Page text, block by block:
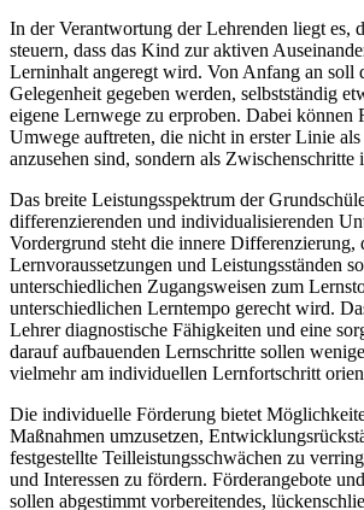
In der Verantwortung der Lehrenden liegt es,
steuern, dass das Kind zur aktiven
Lerninhalt angeregt wird. Von Anfang an soll
Gelegenheit gegeben werden, selbstständig
eigene Lernwege zu erproben. Dabei können
Umwege auftreten, die nicht in erster Linie
anzusehen sind, sondern als Zwischenschritte
Das breite Leistungsspektrum der
differenzierenden und individualisierenden
Vordergrund steht die innere
Lernvoraussetzungen und Leistungsständen
unterschiedlichen Zugangsweisen zum
unterschiedlichen Lerntempo gerecht wird.
Lehrer diagnostische Fähigkeiten und eine
darauf aufbauenden Lernschritte sollen
vielmehr am individuellen Lernfortschritt
Die individuelle Förderung bietet
Maßnahmen umzusetzen,
festgestellte Teilleistungsschwächen zu
und Interessen zu fördern. Förderangebote
sollen abgestimmt vorbereitendes,